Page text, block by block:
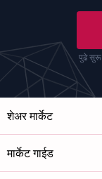
पुढे सुरू
शेअर मार्केट
मार्केट गाईड